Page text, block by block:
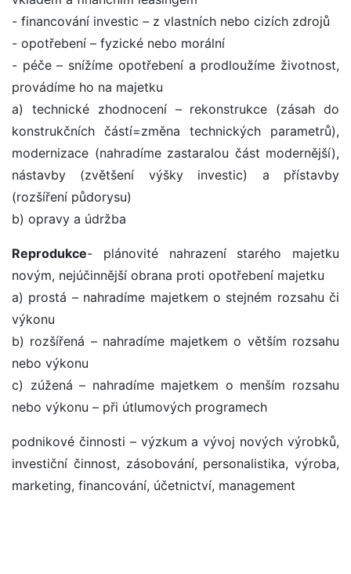
- financování investic – z vlastních nebo cizích zdrojů
- opotřebení – fyzické nebo morální
- péče – snížíme opotřebení a prodloužíme životnost,
provádíme ho na majetku
a) technické zhodnocení – rekonstrukce (zásah do
konstrukčních částí=změna technických parametrů),
modernizace (nahradíme zastaralou část modernější),
nástavby (zvětšení výšky investic) a přístavby
(rozšíření půdorysu)
b) opravy a údržba
Reprodukce- plánovité nahrazení starého majetku
novým, nejúčinnější obrana proti opotřebení majetku
a) prostá – nahradíme majetkem o stejném rozsahu či
výkonu
b) rozšířená – nahradíme majetkem o větším rozsahu
nebo výkonu
c) zúžená – nahradíme majetkem o menším rozsahu
nebo výkonu – při útlumových programech
podnikové činnosti – výzkum a vývoj nových výrobků,
investiční činnost, zásobování, personalistika, výroba,
marketing, financování, účetnictví, management